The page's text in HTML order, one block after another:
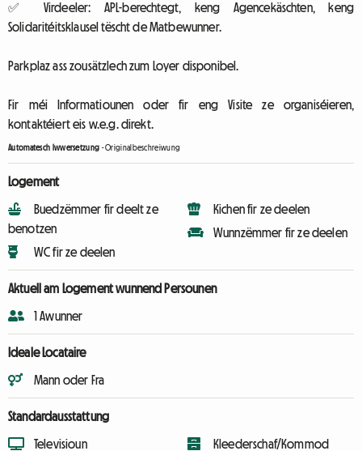
✅ Virdeeler: APL-berechtegt, keng Agencekäschten, keng
Solidaritéitsklausel tëscht de Matbewunner.
Parkplaz ass zousätzlech zum Loyer disponibel.
Fir méi Informatiounen oder fir eng Visite ze organiséieren,
kontaktéiert eis w.e.g. direkt.
Automatesch Iwwersetzung -Originalbeschreiwung
Logement
Buedzëmmer fir deelt ze
benotzen
WC fir ze deelen
Kichen fir ze deelen
Wunnzëmmer fir ze deelen
Aktuell am Logement wunnend Persounen
1 Awunner
Ideale Locataire
Mann oder Fra
Standardausstattung
Televisioun
Kleederschaf/Kommod